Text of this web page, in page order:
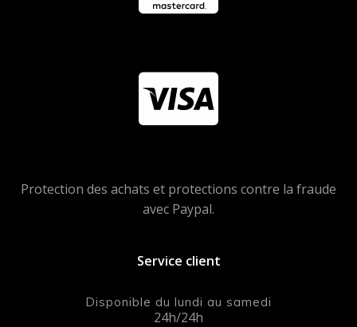
Protection des achats et protections contre la fraude
avec Paypal.
Service client
Disponible du lundi au samedi
24h/24h